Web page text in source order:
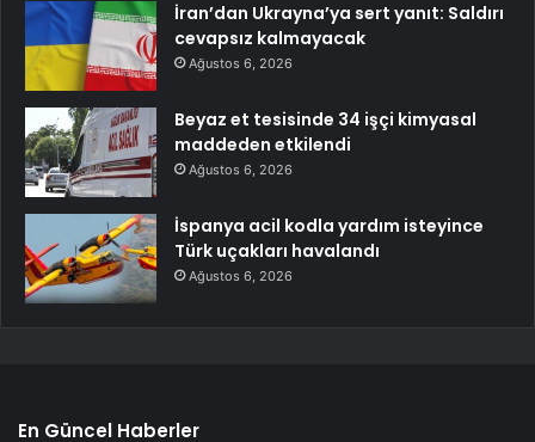
İran’dan Ukrayna’ya sert yanıt: Saldırı
cevapsız kalmayacak
Ağustos 6, 2026
Beyaz et tesisinde 34 işçi kimyasal
maddeden etkilendi
Ağustos 6, 2026
İspanya acil kodla yardım isteyince
Türk uçakları havalandı
Ağustos 6, 2026
En Güncel Haberler